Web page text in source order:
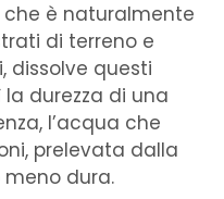
che è naturalmente
di terreno e
dissolve questi
durezza di una
l’acqua che
prelevata dalla
dura.